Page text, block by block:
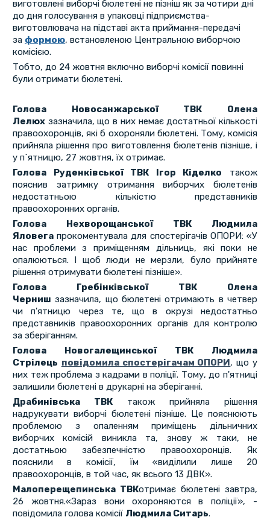
виготовлені виборчі бюлетені не пізніш як за чотири дні
до дня голосування в упаковці підприємства-
виготовлювача на підставі акта приймання-передачі
за формою, встановленою Центральною виборчою
комісією.
Тобто, до 24 жовтня включно виборчі комісії повинні
були отримати бюлетені.
Голова Новосанжарської ТВК Олена
Лелюхзазначила, що в них немає достатньої кількості
правоохоронців, які б охороняли бюлетені. Тому, комісія
прийняла рішення про виготовлення бюлетенів пізніше, і
у п`ятницю, 27 жовтня, їх отримає.
Голова Руденківської ТВК Ігор Кіделко також
пояснив затримку отримання виборчих бюлетенів
недостатньою кількістю представників
правоохоронних органів.
Голова Нехворощанської ТВК Людмила
Яловегапрокоментувала для спостерігачів ОПОРИ: «У
нас проблеми з приміщенням дільниць, які поки не
опалюються. І щоб люди не мерзли, було прийняте
рішення отримувати бюлетені пізніше».
Голова Гребінківської ТВК Олена
Черниш зазначила, що бюлетені отримають в четвер
чи п'ятницю через те, що в окрузі недостатньо
представників правоохоронних органів для контролю
за зберіганням.
Голова Новогалещинської ТВК Людмила
Стрілець повідомила спостерігачам ОПОРИ, що у
них теж проблема з кадрами в поліції. Тому, до п'ятниці
залишили бюлетені в друкарні на зберіганні.
Драбинівська ТВКтакож прийняла рішення
надрукувати виборчі бюлетені пізніше. Це пояснюють
проблемою з опаленням приміщень дільничних
виборчих комісій виникла та, знову ж таки, не
достатньою забезпечністю правоохоронців. Як
пояснили в комісії, їм «виділили лише 20
правоохоронців, в той час, як всього 13 ДВК».
МалоперещепинськаТВКотримає бюлетені завтра,
26 жовтня.«Зараз вони охороняются в поліції», -
повідомила голова комісії Людмила Ситарь.